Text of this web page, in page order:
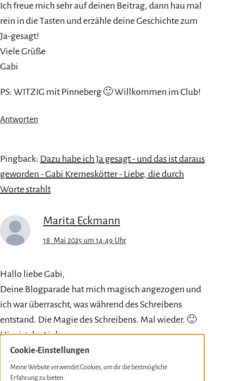
Ich freue mich sehr auf deinen Beitrag, dann hau mal
rein in die Tasten und erzähle deine Geschichte zum
Ja-gesagt!
Viele Grüße
Gabi
PS: WITZIG mit Pinneberg 🙂 Willkommen im Club!
Antworten
Pingback: Dazu habe ich Ja gesagt - und das ist daraus
geworden - Gabi Kremeskötter - Liebe, die durch
Worte strahlt
Marita Eckmann
18. Mai 2025 um 14:49 Uhr
Hallo liebe Gabi,
Deine Blogparade hat mich magisch angezogen und
ich war überrascht, was während des Schreibens
entstand. Die Magie des Schreibens. Mal wieder. 🙂
Hier ist der Link:
lern-und-entwicklungsweg/
Cookie-Einstellungen
Meine Website verwendet Cookies, um dir die bestmögliche
Erfahrung zu bieten.